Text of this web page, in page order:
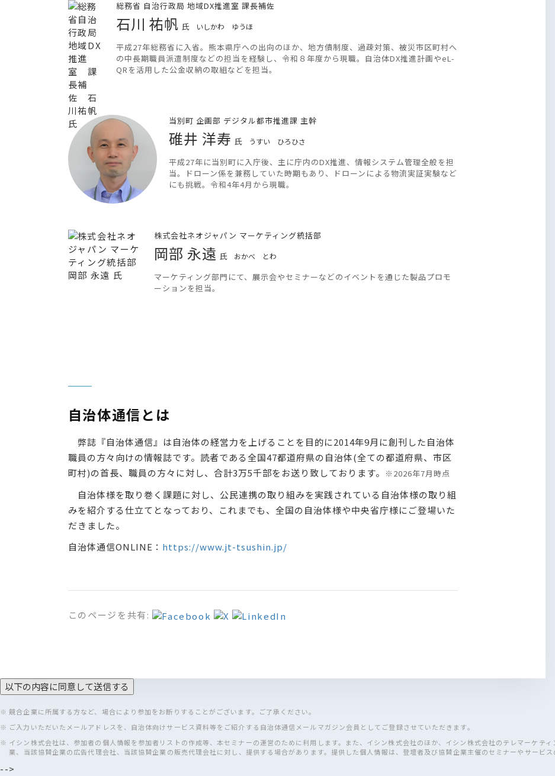
総務省 自治行政局 地域DX推進室 課長補佐
石川 祐帆 氏 いしかわ ゆうほ
平成27年総務省に入省。熊本県庁への出向のほか、地方債制度、過疎対策、被災市区町村へ
の中長期職員派遣制度などの担当を経験し、令和８年度から現職。自治体DX推進計画やeL-
QRを活用した公金収納の取組などを担当。
当別町 企画部 デジタル都市推進課 主幹
碓井 洋寿 氏 うすい ひろひさ
平成27年に当別町に入庁後、主に庁内のDX推進、情報システム管理全般を担
当。ドローン係を兼務していた時期もあり、ドローンによる物流実証実験など
にも挑戦。令和4年4月から現職。
株式会社ネオジャパン マーケティング統括部
岡部 永遠 氏 おかべ とわ
マーケティング部門にて、展示会やセミナーなどのイベントを通じた製品プロモ
ーションを担当。
自治体通信とは
弊誌『自治体通信』は自治体の経営力を上げることを目的に2014年9月に創刊した自治体
職員の方々向けの情報誌です。読者である全国47都道府県の自治体(全ての都道府県、市区
町村)の首長、職員の方々に対し、合計3万5千部をお送り致しております。
※2026年7月時点
自治体様を取り巻く課題に対し、公民連携の取り組みを実践されている自治体様の取り組
みを紹介する仕立てとなっており、これまでも、全国の自治体様や中央省庁様にご登場いた
だきました。
自治体通信ONLINE： https://www.jt-tsushin.jp/
このページを共有:
※ 競合企業に所属する方など、場合により参加をお断りすることがございます。ご了承ください。
※ ご入力いただいたメールアドレスを、自治体向けサービス資料等をご紹介する自治体通信メールマガジン会員としてご登録させていただきます。
※ イシン株式会社は、参加者の個人情報を参加者リストの作成等、本セミナーの運営のために利用します。また、イシン株式会社のほか、イシン株式会社のテレマーケテ
業、当該協賛企業の広告代理会社、当該協賛企業の販売代理会社に対し、提供する場合があります。提供した個人情報は、登壇者及び協賛企業主催のセミナーやサービス
-->